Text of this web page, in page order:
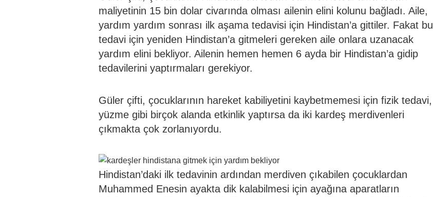
maliyetinin 15 bin dolar civarında olması ailenin elini kolunu bağladı. Aile,
yardım yardım sonrası ilk aşama tedavisi için Hindistan’a gittiler. Fakat bu
tedavi için yeniden Hindistan’a gitmeleri gereken aile onlara uzanacak
yardım elini bekliyor. Ailenin hemen hemen 6 ayda bir Hindistan’a gidip
tedavilerini yaptırmaları gerekiyor.
Güler çifti, çocuklarının hareket kabiliyetini kaybetmemesi için fizik tedavi,
yüzme gibi birçok alanda etkinlik yaptırsa da iki kardeş merdivenleri
çıkmakta çok zorlanıyordu.
Hindistan’daki ilk tedavinin ardından merdiven çıkabilen çocuklardan
Muhammed Enesin ayakta dik kalabilmesi için ayağına aparatların